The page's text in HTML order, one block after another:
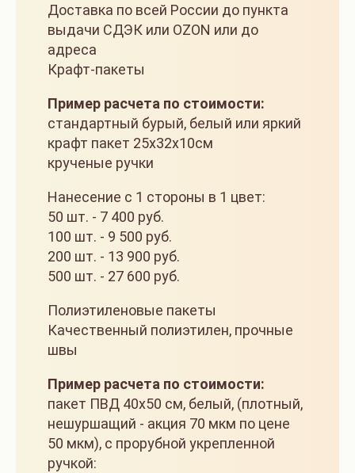
Доставка по всей России до пункта
выдачи СДЭК или OZON или до
адреса
Крафт-пакеты
Пример расчета по стоимости:
стандартный бурый, белый или яркий
крафт пакет 25х32х10см
крученые ручки
Нанесение с 1 стороны в 1 цвет:
50 шт. - 7 400 руб.
100 шт. - 9 500 руб.
200 шт. - 13 900 руб.
500 шт. - 27 600 руб.
Полиэтиленовые пакеты
Качественный полиэтилен, прочные
швы
Пример расчета по стоимости:
пакет ПВД 40х50 см, белый, (плотный,
нешуршащий - акция 70 мкм по цене
50 мкм), с прорубной укрепленной
ручкой: